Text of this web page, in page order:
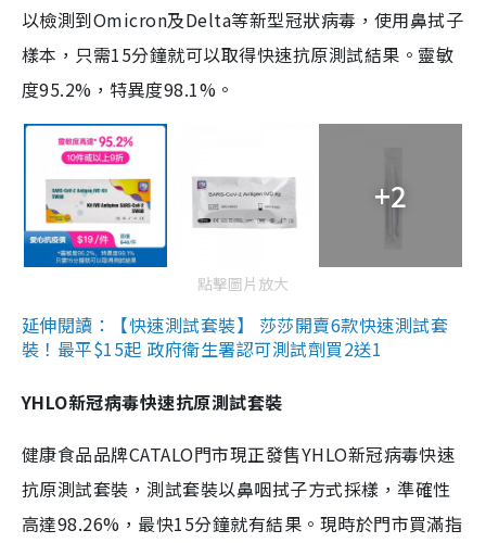
以檢測到Omicron及Delta等新型冠狀病毒，使用鼻拭子
樣本，只需15分鐘就可以取得快速抗原測試結果。靈敏
度95.2%，特異度98.1%。
+2
點擊圖片放大
延伸閱讀：【快速測試套裝】 莎莎開賣6款快速測試套
裝！最平$15起 政府衛生署認可測試劑買2送1
YHLO新冠病毒快速抗原測試套裝
健康食品品牌CATALO門市現正發售YHLO新冠病毒快速
抗原測試套裝，測試套裝以鼻咽拭子方式採樣，準確性
高達98.26%，最快15分鐘就有結果。現時於門市買滿指